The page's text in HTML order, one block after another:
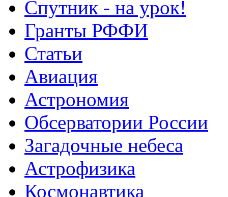
Спутник - на урок!
Гранты РФФИ
Статьи
Авиация
Астрономия
Обсерватории России
Загадочные небеса
Астрофизика
Космонавтика